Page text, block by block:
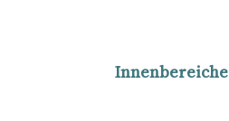
Innenbereiche